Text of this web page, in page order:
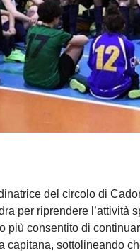
del circolo di
per riprendere l’attività
più consentito di
capitana, sottolineando